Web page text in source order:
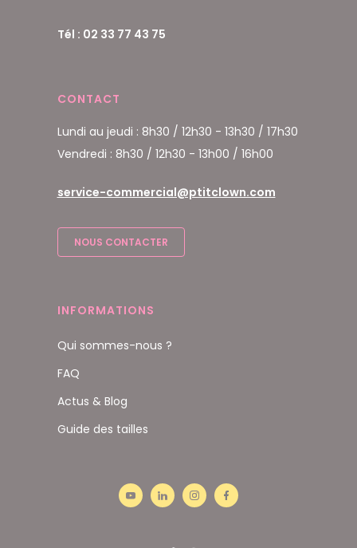
Tél : 02 33 77 43 75
CONTACT
Lundi au jeudi : 8h30 / 12h30 - 13h30 / 17h30
Vendredi : 8h30 / 12h30 - 13h00 / 16h00
service-commercial@ptitclown.com
NOUS CONTACTER
INFORMATIONS
Qui sommes-nous ?
FAQ
Actus & Blog
Guide des tailles